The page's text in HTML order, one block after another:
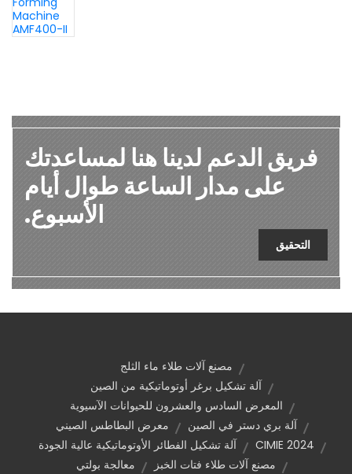
فريق الدعم لدينا هنا لمساعدتك
على مدار الساعة طوال أيام
الأسبوع.
التحقيق
مصنع آلات طلاء ماء الثلج
آلة تشكيل برغر أوتوماتيكية من الصين
المعرض السادس والعشرون للحيوانات الآسيوية
آلة بري دستر في الصين
معرض البطاطس الصيني
CIMIE 2024
آلة تشكيل الفطائر الأوتوماتيكية عالية الجودة
مصنع آلات طلاء فتات الخبز
معالجة بولتي